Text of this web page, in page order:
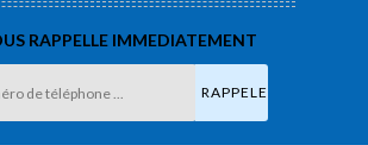
RAPPELLE IMMEDIATEMENT